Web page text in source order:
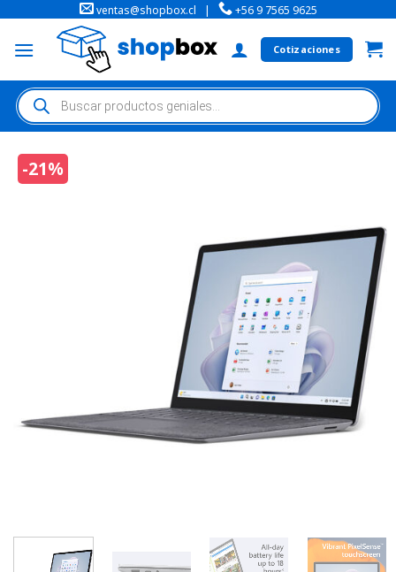
ventas@shopbox.cl | +56 9 7565 9625
Cotizaciones
-21%